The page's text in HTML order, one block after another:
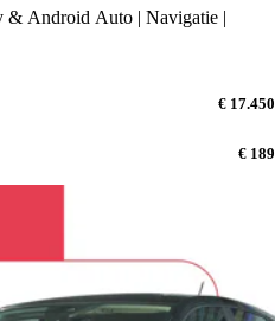
& Android Auto | Navigatie |
€ 17.450
€ 189